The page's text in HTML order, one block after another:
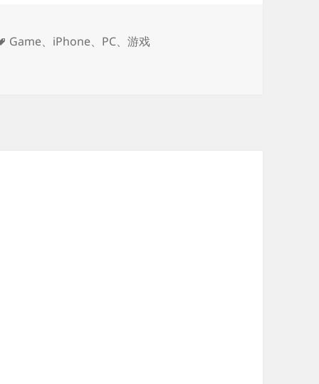
标
Game、 iPhone、 PC、游戏